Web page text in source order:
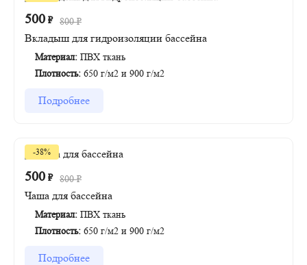
500 ₽ 800₽
Вкладыш для гидроизоляции бассейна
Материал: ПВХ ткань
Плотность: 650 г/м2 и 900 г/м2
Подробнее
-38%
500 ₽ 800₽
Чаша для бассейна
Материал: ПВХ ткань
Плотность: 650 г/м2 и 900 г/м2
Подробнее